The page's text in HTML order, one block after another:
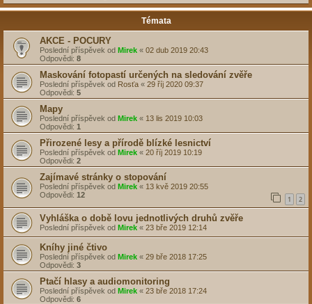
Témata
AKCE - POCURY
Poslední příspěvek od Mirek « 02 dub 2019 20:43
Odpovědi: 8
Maskování fotopastí určených na sledování zvěře
Poslední příspěvek od Rosťa « 29 říj 2020 09:37
Odpovědi: 5
Mapy
Poslední příspěvek od Mirek « 13 lis 2019 10:03
Odpovědi: 1
Přirozené lesy a přírodě blízké lesnictví
Poslední příspěvek od Mirek « 20 říj 2019 10:19
Odpovědi: 2
Zajímavé stránky o stopování
Poslední příspěvek od Mirek « 13 kvě 2019 20:55
Odpovědi: 12 1 2
Vyhláška o době lovu jednotlivých druhů zvěře
Poslední příspěvek od Mirek « 23 bře 2019 12:14
Kníhy jiné čtivo
Poslední příspěvek od Mirek « 29 bře 2018 17:25
Odpovědi: 3
Ptačí hlasy a audiomonitoring
Poslední příspěvek od Mirek « 23 bře 2018 17:24
Odpovědi: 6